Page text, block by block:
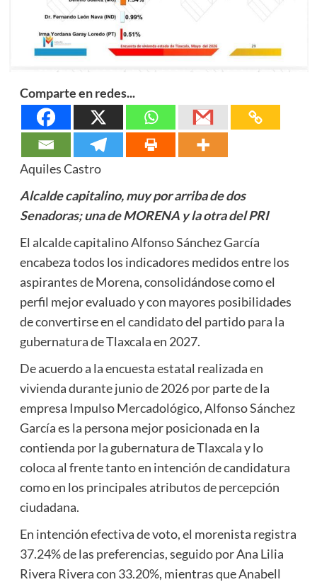
Comparte en redes...
Aquiles Castro
Alcalde capitalino, muy por arriba de dos
Senadoras; una de MORENA y la otra del PRI
El alcalde capitalino Alfonso Sánchez García
encabeza todos los indicadores medidos entre los
aspirantes de Morena, consolidándose como el
perfil mejor evaluado y con mayores posibilidades
de convertirse en el candidato del partido para la
gubernatura de Tlaxcala en 2027.
De acuerdo a la encuesta estatal realizada en
vivienda durante junio de 2026 por parte de la
empresa Impulso Mercadológico, Alfonso Sánchez
García es la persona mejor posicionada en la
contienda por la gubernatura de Tlaxcala y lo
coloca al frente tanto en intención de candidatura
como en los principales atributos de percepción
ciudadana.
En intención efectiva de voto, el morenista registra
37.24% de las preferencias, seguido por Ana Lilia
Rivera Rivera con 33.20%, mientras que Anabell